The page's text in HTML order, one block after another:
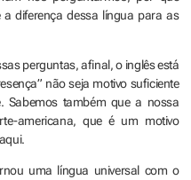
diferença dessa língua para as
perguntas, afinal, o inglês está
não seja motivo suficiente
Sabemos também que a nossa
americana, que é um motivo
uma língua universal com o